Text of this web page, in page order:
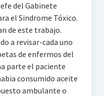
del Gabinete
el Sindrome Tóxico.
de este trabajo.
a revisar-cada uno
de enfermos del
parte el paciente
consumido aceite
ambulante o